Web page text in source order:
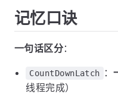
记忆口诀
一句话区分：
CountDownLatch ：
线程完成）